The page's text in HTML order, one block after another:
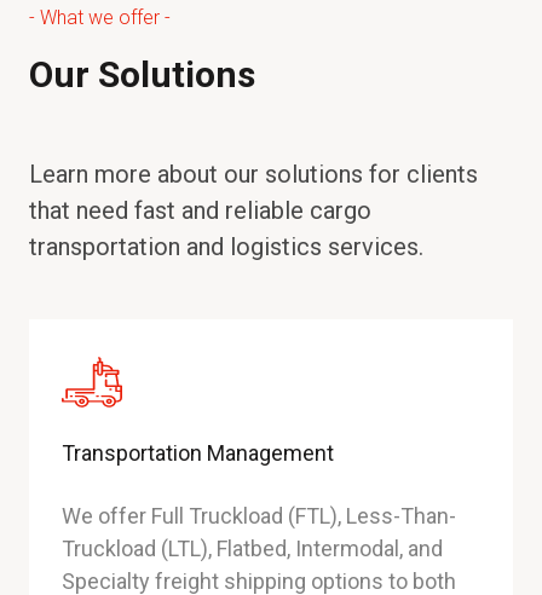
- What we offer -
Our Solutions
Learn more about our solutions for clients
that need fast and reliable cargo
transportation and logistics services.
Transportation Management
We offer Full Truckload (FTL), Less-Than-
Truckload (LTL), Flatbed, Intermodal, and
Specialty freight shipping options to both